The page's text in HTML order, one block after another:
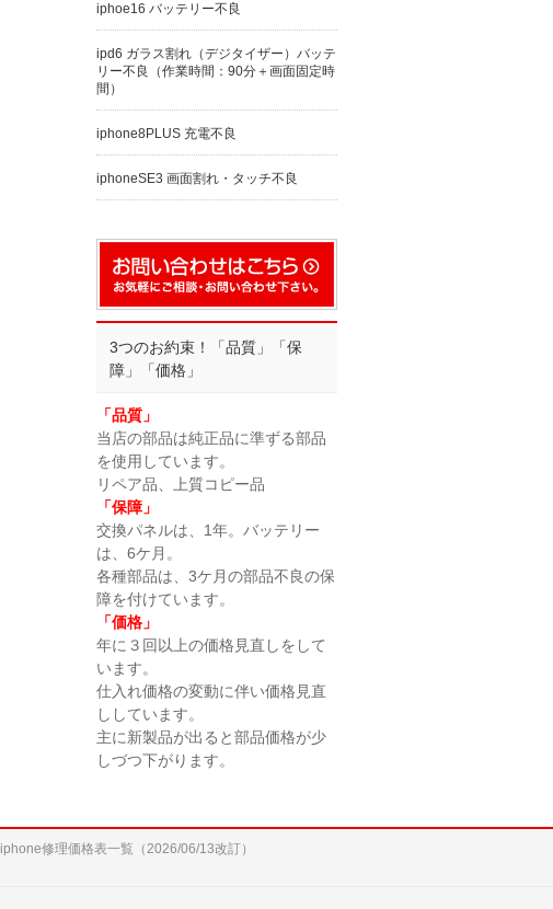
iphoe16 バッテリー不良
ipd6 ガラス割れ（デジタイザー）バッテ
リー不良（作業時間：90分＋画面固定時
間）
iphone8PLUS 充電不良
iphoneSE3 画面割れ・タッチ不良
3つのお約束！「品質」「保
障」「価格」
「品質」
当店の部品は純正品に準ずる部品
を使用しています。
リペア品、上質コピー品
「保障」
交換パネルは、1年。バッテリー
は、6ケ月。
各種部品は、3ケ月の部品不良の保
障を付けています。
「価格」
年に３回以上の価格見直しをして
います。
仕入れ価格の変動に伴い価格見直
ししています。
主に新製品が出ると部品価格が少
しづつ下がります。
iphone修理価格表一覧（2026/06/13改訂）